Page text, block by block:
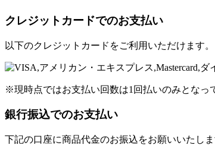
クレジットカードでのお支払い
以下のクレジットカードをご利用いただけます。
※現時点ではお支払い回数は1回払いのみとなっ
銀行振込でのお支払い
下記の口座に商品代金のお振込をお願いいたしま